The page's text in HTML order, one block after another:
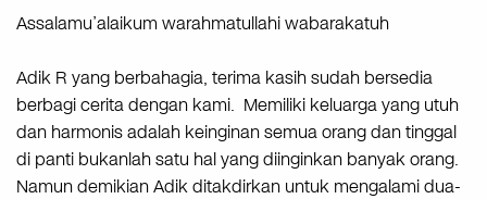
Assalamu’alaikum warahmatullahi wabarakatuh
Adik R yang berbahagia, terima kasih sudah bersedia
berbagi cerita dengan kami. Memiliki keluarga yang utuh
dan harmonis adalah keinginan semua orang dan tinggal
di panti bukanlah satu hal yang diinginkan banyak orang.
Namun demikian Adik ditakdirkan untuk mengalami dua-